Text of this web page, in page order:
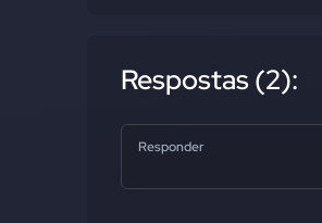
Respostas (2):
Responder